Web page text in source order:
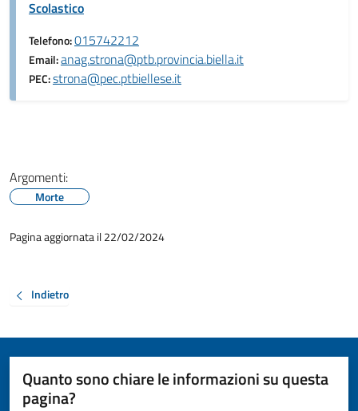
Scolastico
Telefono:015742212
Email:anag.strona@ptb.provincia.biella.it
PEC:strona@pec.ptbiellese.it
Argomenti:
Morte
Pagina aggiornata il 22/02/2024
Indietro
Quanto sono chiare le informazioni su questa
pagina?